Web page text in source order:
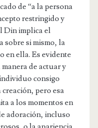
de “a la persona
restringido y
Din implica el
sobre si mismo, la
en ella. Es evidente
de actuar y
consigo
creación, pero esa
a los momentos en
adoración, incluso